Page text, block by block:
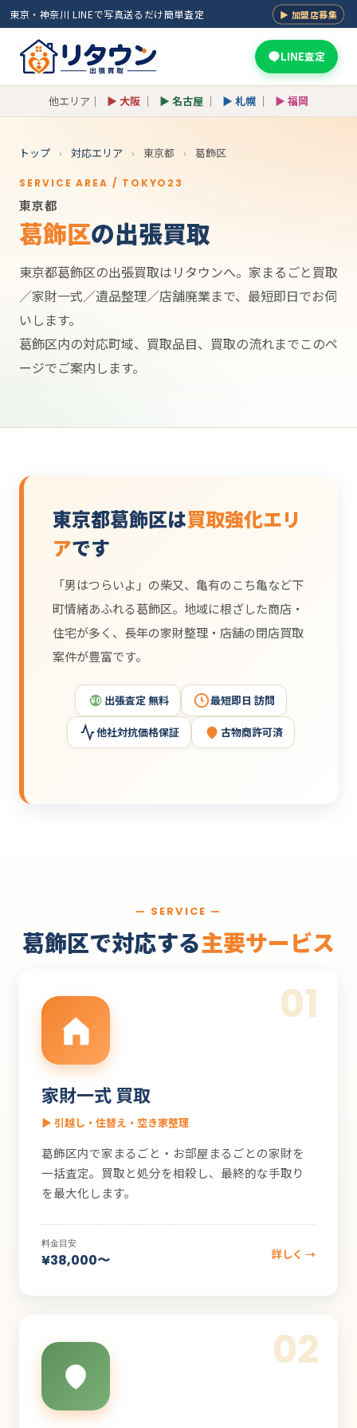
東京・神奈川 LINEで写真送るだけ簡単査定 ▶ 加盟店募集
LINE査定
他エリア｜ ▶ 大阪 ｜ ▶ 名古屋 ｜ ▶ 札幌 ｜ ▶ 福岡
トップ › 対応エリア › 東京都 › 葛飾区
SERVICE AREA / TOKYO23
東京都
葛飾区の出張買取
東京都葛飾区の出張買取はリタウンへ。家まるごと買取
／家財一式／遺品整理／店舗廃業まで、最短即日でお伺
いします。
葛飾区内の対応町域、買取品目、買取の流れまでこのペ
ージでご案内します。
東京都葛飾区は買取強化エリ
アです
「男はつらいよ」の柴又、亀有のこち亀など下
町情緒あふれる葛飾区。地域に根ざした商店・
住宅が多く、長年の家財整理・店舗の閉店買取
案件が豊富です。
¥0 出張査定 無料 最短即日 訪問
他社対抗価格保証 古物商許可済
— SERVICE —
葛飾区で対応する主要サービス
01
家財一式 買取
▶ 引越し・住替え・空き家整理
葛飾区内で家まるごと・お部屋まるごとの家財を
一括査定。買取と処分を相殺し、最終的な手取り
を最大化します。
料金目安
¥38,000〜 詳しく →
02